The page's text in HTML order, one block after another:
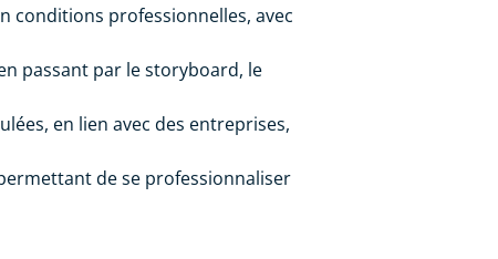
conditions professionnelles, avec
passant par le storyboard, le
en lien avec des entreprises,
de se professionnaliser